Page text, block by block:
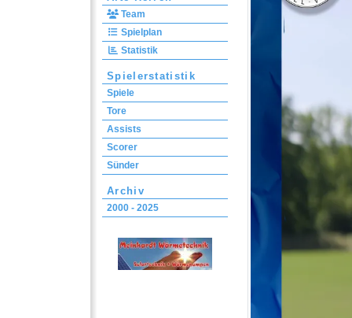
Team
Spielplan
Statistik
Spielerstatistik
Spiele
Tore
Assists
Scorer
Sünder
Archiv
2000 - 2025